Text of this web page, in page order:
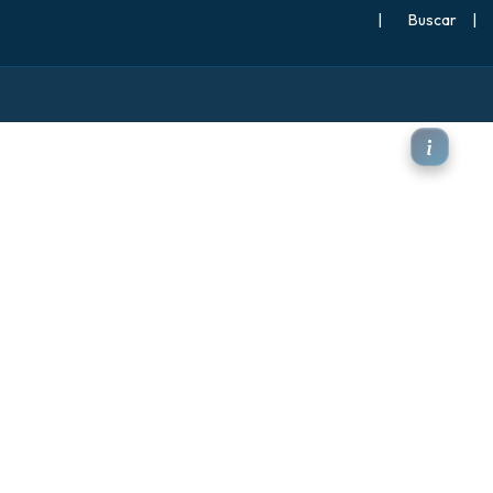
| |